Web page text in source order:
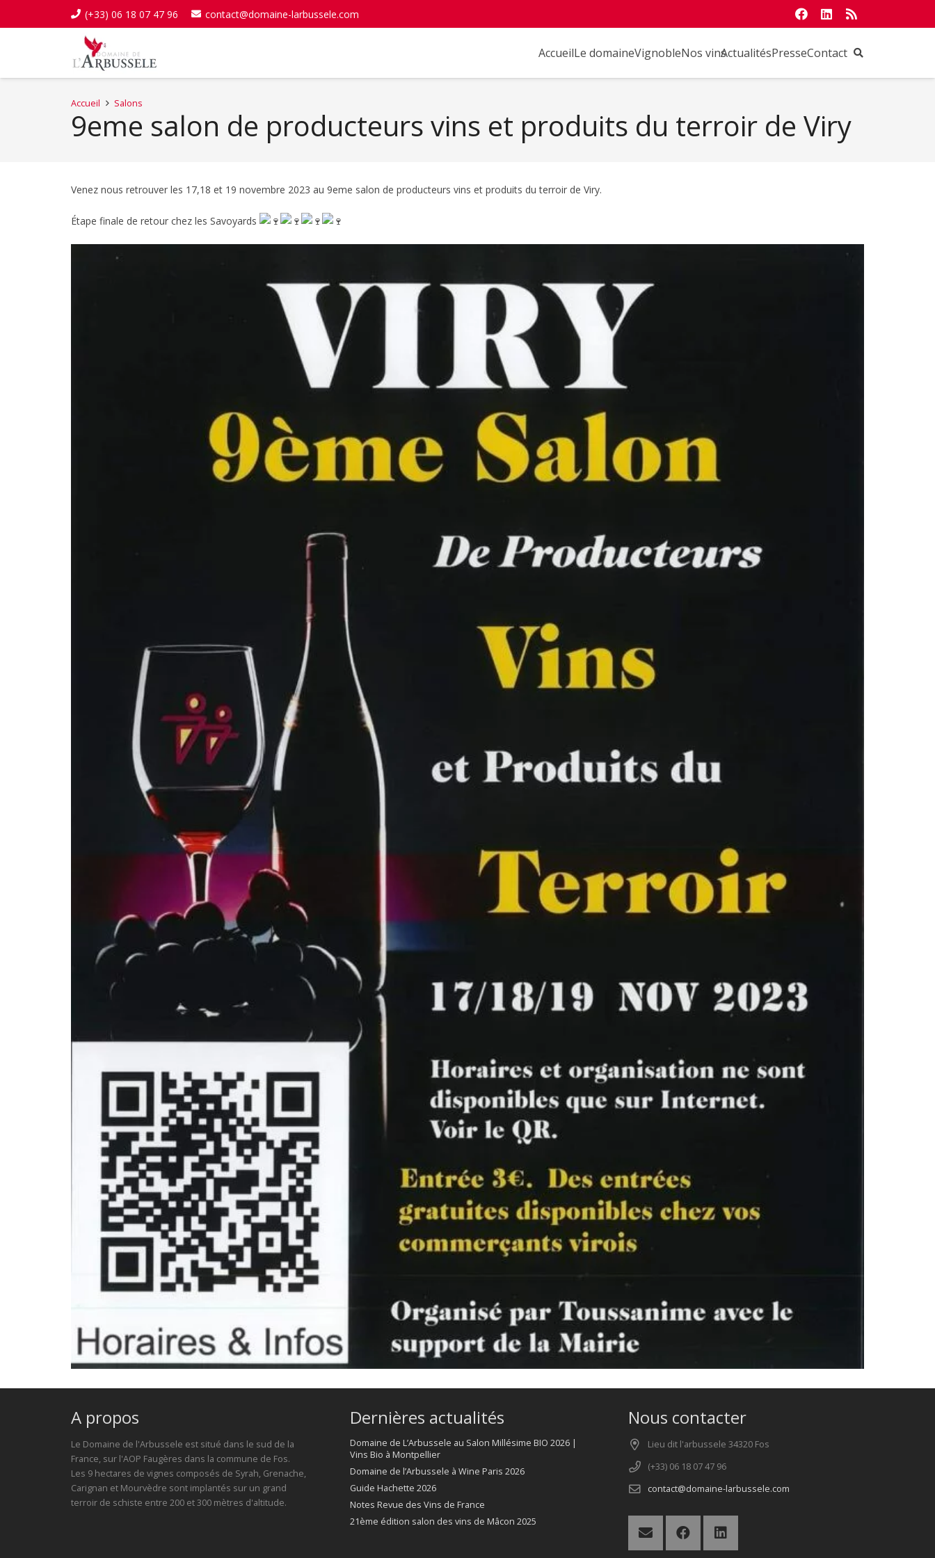
(+33) 06 18 07 47 96 contact@domaine-larbussele.com
AccueilLe domaineVignobleNos vinsActualitésPresseContact
Accueil Salons
9eme salon de producteurs vins et produits du terroir de Viry
Venez nous retrouver les 17,18 et 19 novembre 2023 au 9eme salon de producteurs vins et produits du terroir de Viry.
Étape finale de retour chez les Savoyards
A propos
Le Domaine de l'Arbussele est situé dans le sud de la
France, sur l'AOP Faugères dans la commune de Fos.
Les 9 hectares de vignes composés de Syrah, Grenache,
Carignan et Mourvèdre sont implantés sur un grand
terroir de schiste entre 200 et 300 mètres d'altitude.
Dernières actualités
Domaine de L’Arbussele au Salon Millésime BIO 2026 |
Vins Bio à Montpellier
Domaine de l’Arbussele à Wine Paris 2026
Guide Hachette 2026
Notes Revue des Vins de France
21ème édition salon des vins de Mâcon 2025
Nous contacter
Lieu dit l'arbussele 34320 Fos
(+33) 06 18 07 47 96
contact@domaine-larbussele.com